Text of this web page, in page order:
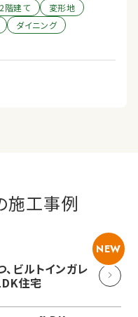
2階建て
変形地
ダイニング
施工事例
NEW
ビルトインガレ
住宅